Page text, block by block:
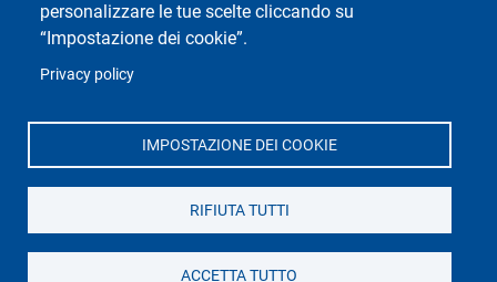
personalizzare le tue scelte cliccando su
“Impostazione dei cookie”.
Privacy policy
IMPOSTAZIONE DEI COOKIE
RIFIUTA TUTTI
ACCETTA TUTTO
Dipartimento di Scienze Politiche e Sociali
Università degli Studi di Pavia
Corso Strada Nuova, 65 - 27100 Pavia
Social di Ateneo